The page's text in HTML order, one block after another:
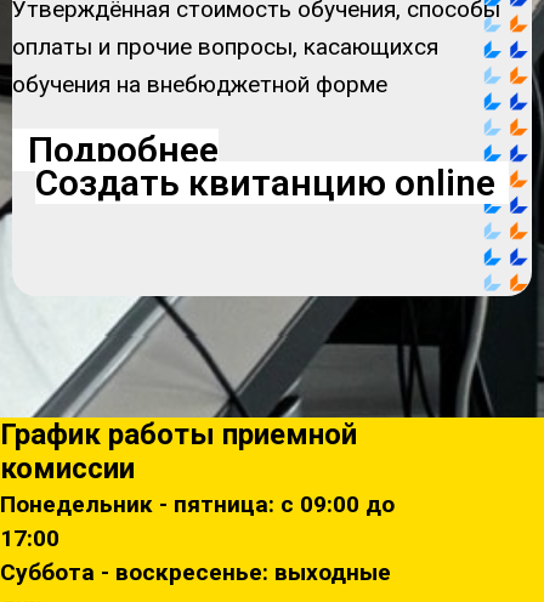
Утверждённая стоимость обучения, способы
оплаты и прочие вопросы, касающихся
обучения на внебюджетной форме
Подробнее
Создать квитанцию online
График работы приемной
комиссии
Понедельник - пятница: с 09:00 до
17:00
Суббота - воскресенье: выходные